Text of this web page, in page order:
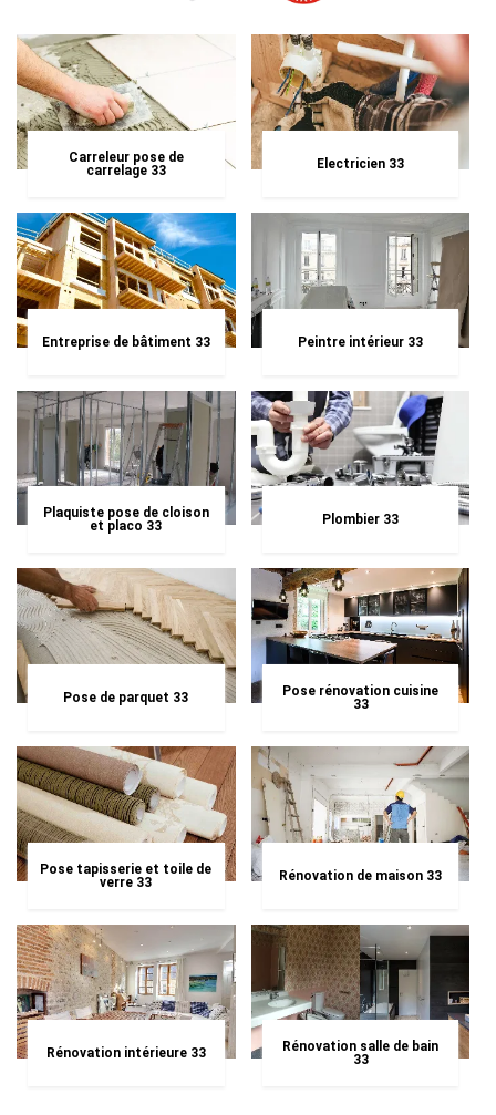
Carreleur pose de
carrelage 33
Electricien 33
Entreprise de bâtiment 33 Peintre intérieur 33
Plaquiste pose de cloison
et placo 33
Plombier 33
Pose de parquet 33
Pose rénovation cuisine
33
Pose tapisserie et toile de
verre 33
Rénovation de maison 33
Rénovation intérieure 33
Rénovation salle de bain
33